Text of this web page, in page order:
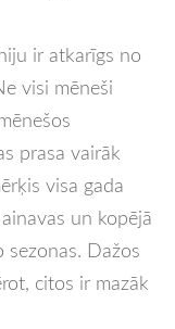
ir atkarīgs no
visi mēneši
prasa vairāk
visa gada
un kopējā
Dažos
citos ir mazāk